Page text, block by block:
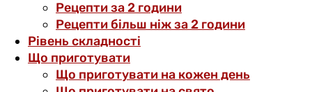
Рецепти за 2 години
Рецепти більш ніж за 2 години
Рівень складності
Що приготувати
Що приготувати на кожен день